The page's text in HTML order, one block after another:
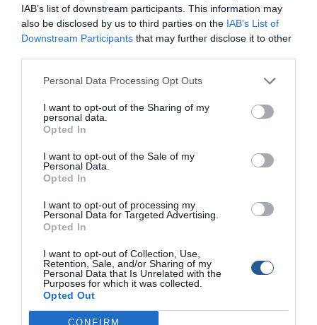
IAB’s list of downstream participants. This information may
also be disclosed by us to third parties on the IAB’s List of
Downstream Participants that may further disclose it to other
Personal Data Processing Opt Outs
I want to opt-out of the Sharing of my
personal data.
Opted In
I want to opt-out of the Sale of my
Personal Data.
Opted In
I want to opt-out of processing my
Personal Data for Targeted Advertising.
Opted In
I want to opt-out of Collection, Use,
Retention, Sale, and/or Sharing of my
Personal Data that Is Unrelated with the
Purposes for which it was collected.
Opted Out
CONFIRM
Ιαπωνική Φιλοσοφία στον Σχεδιασμό
τις πιο σύγχρονες αρχές της ιαπωνικής τεχνολογίας για
αυτές τις τεχνικές. Η γραμμική συμπεριφορά κύρτωσης
του καλαμιού παρέχει φυσική κίνηση στα μεταλλικά
δολώματα, δίνοντας τη δυνατότητα να απελευθερώσετε
κάθε ψάρι από τον βυθό με ευκολία. Παράλληλα, είναι
εξαιρετικά αποτελεσματική στη χρήση σιλικονούχων
τεχνητών για κάθετο ψάρεμα, προσφέροντας ευελιξία
και ακρίβεια.
Αξιόπιστη Απόδοση και Άνεση
Το καλάμι Throne Inchiku ενσωματώνει το σύστημα net
lock στη βάση του, εξαλείφοντας το χαλάρωμα του
μηχανισμού κατά τη διάρκεια του ψαρέματος και
διατηρώντας την ακρίβεια σε κάθε κίνηση. Το μικρό